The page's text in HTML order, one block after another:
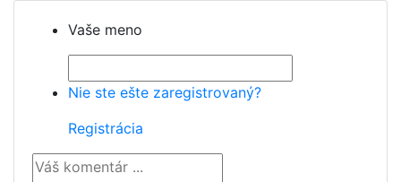
Vaše meno
Nie ste ešte zaregistrovaný?
Registrácia